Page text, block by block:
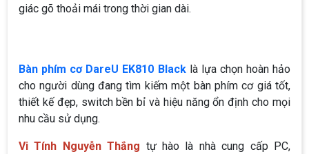
giác gõ thoải mái trong thời gian dài.
Bàn phím cơ DareU EK810 Black là lựa chọn hoàn hảo
cho người dùng đang tìm kiếm một bàn phím cơ giá tốt,
thiết kế đẹp, switch bền bỉ và hiệu năng ổn định cho mọi
nhu cầu sử dụng.
Vi Tính Nguyễn Thắng tự hào là nhà cung cấp PC,